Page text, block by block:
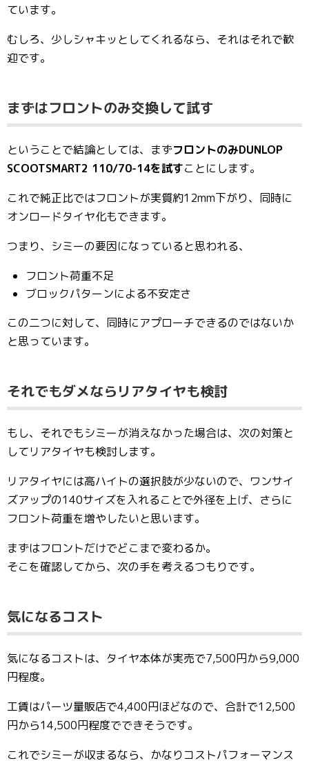
ています。
むしろ、少しシャキッとしてくれるなら、それはそれで歓
迎です。
まずはフロントのみ交換して試す
ということで結論としては、まずフロントのみDUNLOP
SCOOTSMART2 110/70-14を試すことにします。
これで純正比ではフロントが実質約12mm下がり、同時に
オンロードタイヤ化もできます。
つまり、シミーの要因になっていると思われる、
フロント荷重不足
ブロックパターンによる不安定さ
この二つに対して、同時にアプローチできるのではないか
と思っています。
それでもダメならリアタイヤも検討
もし、それでもシミーが消えなかった場合は、次の対策と
してリアタイヤも検討します。
リアタイヤには高ハイトの選択肢が少ないので、ワンサイ
ズアップの140サイズを入れることで外径を上げ、さらに
フロント荷重を増やしたいと思います。
まずはフロントだけでどこまで変わるか。
そこを確認してから、次の手を考えるつもりです。
気になるコスト
気になるコストは、タイヤ本体が実売で7,500円から9,000
円程度。
工賃はパーツ量販店で4,400円ほどなので、合計で12,500
円から14,500円程度でできそうです。
これでシミーが収まるなら、かなりコストパフォーマンス